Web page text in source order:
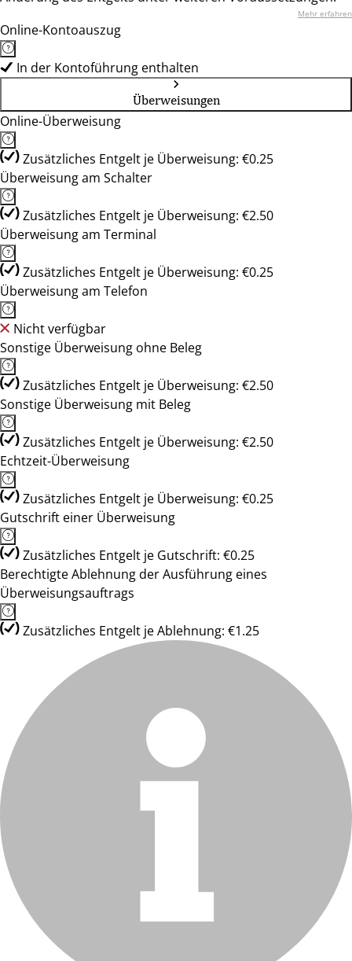
Mehr erfahren
Online-Kontoauszug
In der Kontoführung enthalten
Überweisungen
Online-Überweisung
Zusätzliches Entgelt je Überweisung: €0.25
Überweisung am Schalter
Zusätzliches Entgelt je Überweisung: €2.50
Überweisung am Terminal
Zusätzliches Entgelt je Überweisung: €0.25
Überweisung am Telefon
Nicht verfügbar
Sonstige Überweisung ohne Beleg
Zusätzliches Entgelt je Überweisung: €2.50
Sonstige Überweisung mit Beleg
Zusätzliches Entgelt je Überweisung: €2.50
Echtzeit-Überweisung
Zusätzliches Entgelt je Überweisung: €0.25
Gutschrift einer Überweisung
Zusätzliches Entgelt je Gutschrift: €0.25
Berechtigte Ablehnung der Ausführung eines
Überweisungsauftrags
Zusätzliches Entgelt je Ablehnung: €1.25